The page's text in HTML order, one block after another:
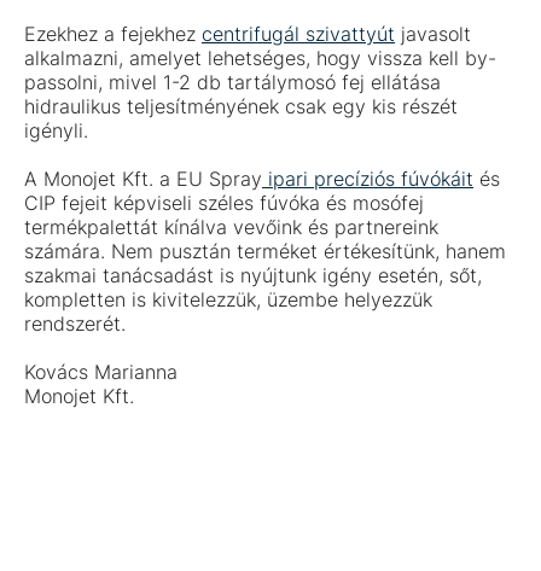
Ezekhez a fejekhez centrifugál szivattyút javasolt
alkalmazni, amelyet lehetséges, hogy vissza kell by-
passolni, mivel 1-2 db tartálymosó fej ellátása
hidraulikus teljesítményének csak egy kis részét
igényli.
A Monojet Kft. a EU Spray ipari precíziós fúvókáit és
CIP fejeit képviseli széles fúvóka és mosófej
termékpalettát kínálva vevőink és partnereink
számára. Nem pusztán terméket értékesítünk, hanem
szakmai tanácsadást is nyújtunk igény esetén, sőt,
kompletten is kivitelezzük, üzembe helyezzük
rendszerét.
Kovács Marianna
Monojet Kft.